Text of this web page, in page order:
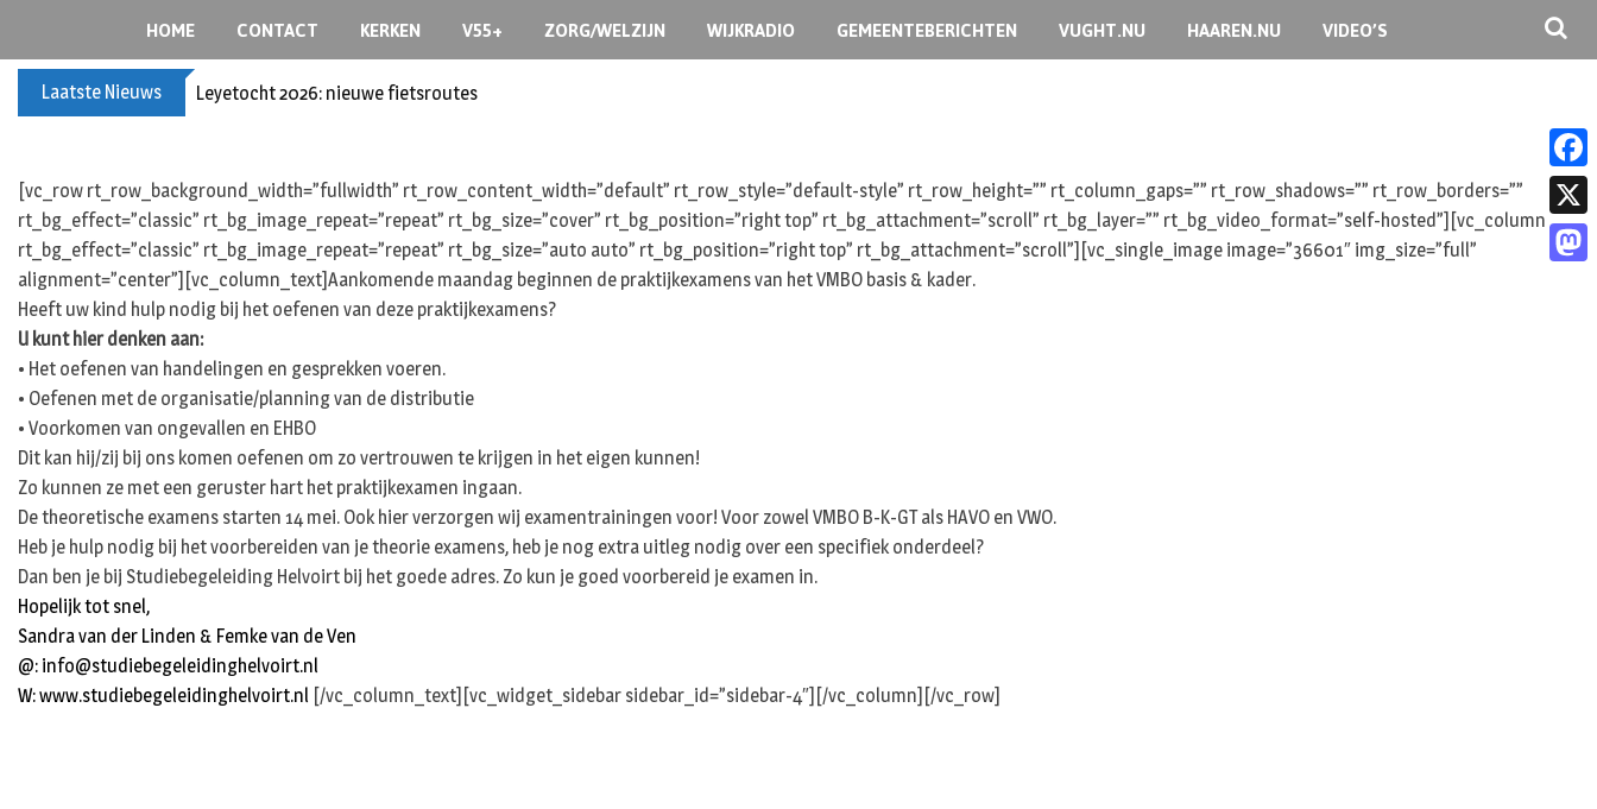
content
HOME CONTACT KERKEN V55+ ZORG/WELZIJN WIJKRADIO GEMEENTEBERICHTEN VUGHT.NU HAAREN.NU VIDEO’S
Laatste Nieuws Leyetocht 2026: nieuwe fietsroutes
[vc_row rt_row_background_width=”fullwidth” rt_row_content_width=”default” rt_row_style=”default-style” rt_row_height=”” rt_column_gaps=”” rt_row_shadows=”” rt_row_borders=””
rt_bg_effect=”classic” rt_bg_image_repeat=”repeat” rt_bg_size=”cover” rt_bg_position=”right top” rt_bg_attachment=”scroll” rt_bg_layer=”” rt_bg_video_format=”self-hosted”][vc_column
rt_bg_effect=”classic” rt_bg_image_repeat=”repeat” rt_bg_size=”auto auto” rt_bg_position=”right top” rt_bg_attachment=”scroll”][vc_single_image image=”36601″ img_size=”full”
alignment=”center”][vc_column_text]Aankomende maandag beginnen de praktijkexamens van het VMBO basis & kader.
Heeft uw kind hulp nodig bij het oefenen van deze praktijkexamens?
U kunt hier denken aan:
• Het oefenen van handelingen en gesprekken voeren.
• Oefenen met de organisatie/planning van de distributie
• Voorkomen van ongevallen en EHBO
Dit kan hij/zij bij ons komen oefenen om zo vertrouwen te krijgen in het eigen kunnen!
Zo kunnen ze met een geruster hart het praktijkexamen ingaan.
De theoretische examens starten 14 mei. Ook hier verzorgen wij examentrainingen voor! Voor zowel VMBO B-K-GT als HAVO en VWO.
Heb je hulp nodig bij het voorbereiden van je theorie examens, heb je nog extra uitleg nodig over een specifiek onderdeel?
Dan ben je bij Studiebegeleiding Helvoirt bij het goede adres. Zo kun je goed voorbereid je examen in.
Hopelijk tot snel,
Sandra van der Linden & Femke van de Ven
@: info@studiebegeleidinghelvoirt.nl
W:www.studiebegeleidinghelvoirt.nl [/vc_column_text][vc_widget_sidebar sidebar_id=”sidebar-4″][/vc_column][/vc_row]
F
a
c
X